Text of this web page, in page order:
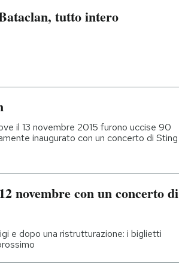
tutto intero
il 13 novembre 2015 furono uccise 90
inaugurato con un concerto di Sting
novembre con un concerto di
e dopo una ristrutturazione: i biglietti